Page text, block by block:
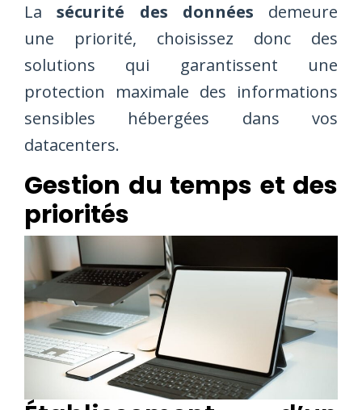
Lasécurité des données demeure
une priorité, choisissez donc des
solutions qui garantissent une
protection maximale des informations
sensibles hébergées dans vos
datacenters.
Gestion du temps et des
priorités